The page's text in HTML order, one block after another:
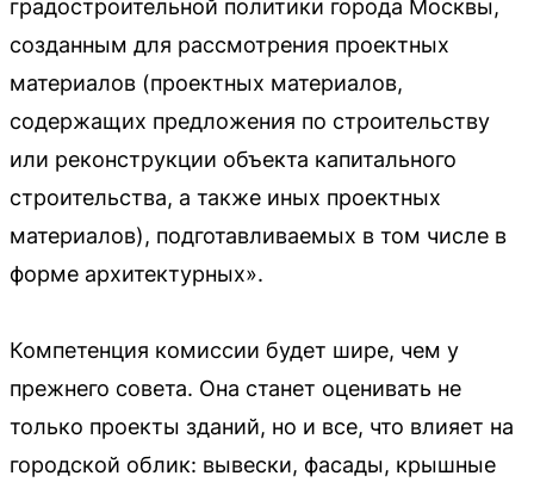
градостроительной политики города Москвы,
созданным для рассмотрения проектных
материалов (проектных материалов,
содержащих предложения по строительству
или реконструкции объекта капитального
строительства, а также иных проектных
материалов), подготавливаемых в том числе в
форме архитектурных».
Компетенция комиссии будет шире, чем у
прежнего совета. Она станет оценивать не
только проекты зданий, но и все, что влияет на
городской облик: вывески, фасады, крышные